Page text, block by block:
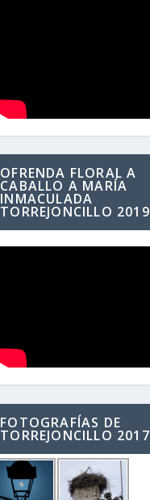
OFRENDA FLORAL A
CABALLO A MARÍA
INMACULADA
TORREJONCILLO 2019
FOTOGRAFÍAS DE
TORREJONCILLO 2017